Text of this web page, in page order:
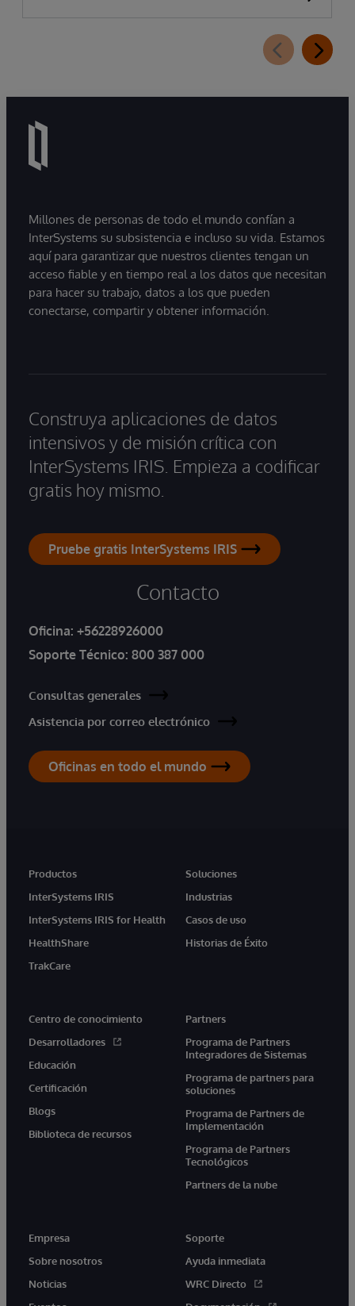
Millones de personas de todo el mundo confían a
InterSystems su subsistencia e incluso su vida. Estamos
aquí para garantizar que nuestros clientes tengan un
acceso fiable y en tiempo real a los datos que necesitan
para hacer su trabajo, datos a los que pueden
conectarse, compartir y obtener información.
Construya aplicaciones de datos
intensivos y de misión crítica con
InterSystems IRIS. Empieza a codificar
gratis hoy mismo.
Pruebe gratis InterSystems IRIS
Contacto
Oficina: +56228926000
Soporte Técnico: 800 387 000
Consultas generales
Asistencia por correo electrónico
Oficinas en todo el mundo
Productos
InterSystems IRIS
InterSystems IRIS for Health
HealthShare
TrakCare
Soluciones
Industrias
Casos de uso
Historias de Éxito
Centro de conocimiento
Desarrolladores
Educación
Certificación
Blogs
Biblioteca de recursos
Partners
Programa de Partners
Integradores de Sistemas
Programa de partners para
soluciones
Programa de Partners de
Implementación
Programa de Partners
Tecnológicos
Partners de la nube
Empresa
Sobre nosotros
Noticias
Soporte
Ayuda inmediata
WRC Directo